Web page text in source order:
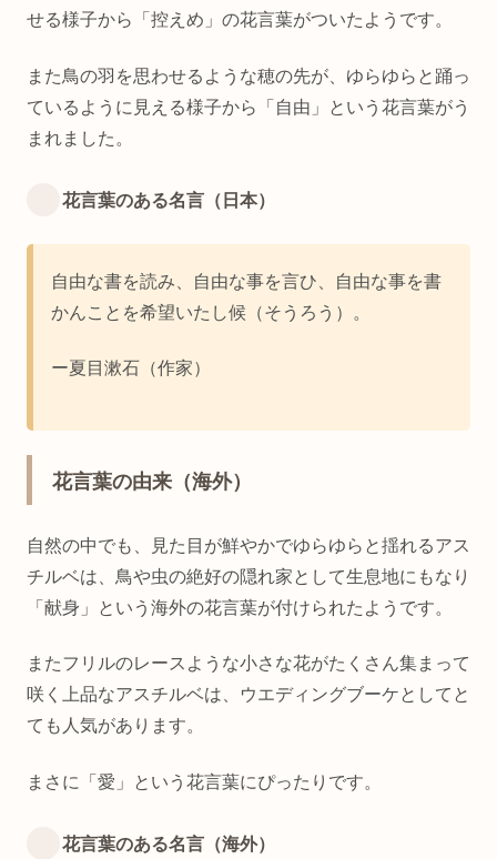
せる様子から「控えめ」の花言葉がついたようです。
また鳥の羽を思わせるような穂の先が、ゆらゆらと踊っ
ているように見える様子から「自由」という花言葉がう
まれました。
花言葉のある名言（日本）
自由な書を読み、自由な事を言ひ、自由な事を書
かんことを希望いたし候（そうろう）。
ー夏目漱石（作家）
花言葉の由来（海外）
自然の中でも、見た目が鮮やかでゆらゆらと揺れるアス
チルベは、鳥や虫の絶好の隠れ家として生息地にもなり
「献身」という海外の花言葉が付けられたようです。
またフリルのレースような小さな花がたくさん集まって
咲く上品なアスチルベは、ウエディングブーケとしてと
ても人気があります。
まさに「愛」という花言葉にぴったりです。
花言葉のある名言（海外）